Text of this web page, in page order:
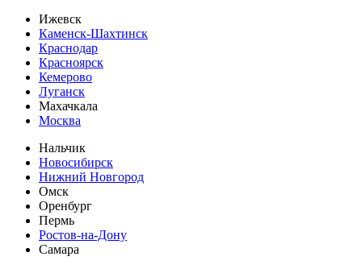
Ижевск
Каменск-Шахтинск
Краснодар
Красноярск
Кемерово
Луганск
Махачкала
Москва
Нальчик
Новосибирск
Нижний Новгород
Омск
Оренбург
Пермь
Ростов-на-Дону
Самара